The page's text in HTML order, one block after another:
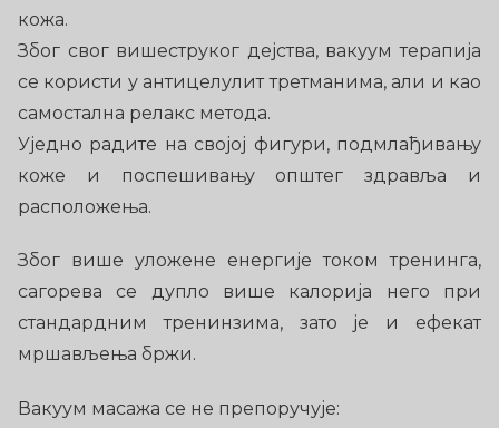
кожа.
Због свог вишеструког дејства, вакуум терапија
се користи у антицелулит третманима, али и као
самостална релакс метода.
Уједно радите на својој фигури, подмлађивању
коже и поспешивању општег здравља и
расположења.
Због више уложене енергије током тренинга,
сагорева се дупло више калорија него при
стандардним тренинзима, зато је и ефекат
мршављења бржи.
Вакуум масажа се не препоручује: